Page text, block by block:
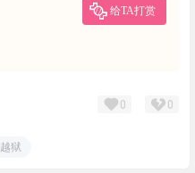
给TA打赏
0 0
越狱